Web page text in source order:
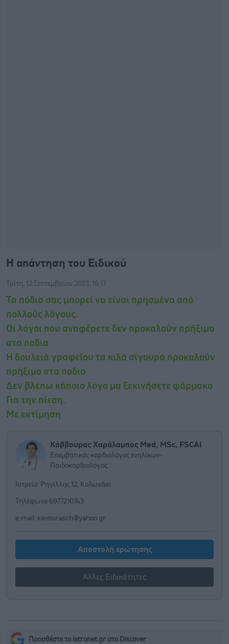
Η απάντηση του Ειδικού
Τρίτη, 12 Σεπτεμβρίου 2023, 16:17
Τα πόδια σας μπορεί να είναι πρησμένα από
πολλούς λόγους.
Οι λόγοι που αναφέρετε δεν προκαλούν πρήξιμο
στα ποδια
Η δουλειά γραφείου τα κιλά σίγουρα προκαλούν
πρήξιμο στα ποδια
Δεν βλέπω κάποιο λόγο μα ξεκινήσετε φάρμακο
Για την πίεση.
Με εκτίμηση
Κάββουρας Χαράλαμπος Med, MSc, FSCAI
Επεμβατικός καρδιολόγος ενηλίκων-
Παιδοκαρδιολόγος
Ιατρείο: Ρηγίλλης 12, Κολωνάκι
Τηλέφωνο 6977210743
e-mail: kavourasch@yahoo.gr
Αποστολή ερώτησης
Άλλες Ειδικότητες
Προσθέστε το iatronet.gr στο Discover